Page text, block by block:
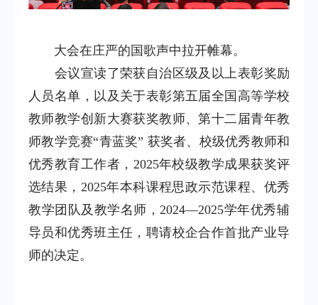
大会在庄严的国歌声中拉开帷幕。
会议宣读了荣获自治区级及以上表彰奖励
人员名单，以及关于表彰第五届全国高等学校
教师教学创新大赛获奖教师、第十二届青年教
师教学竞赛“青蓝奖” 获奖者、校级优秀教师和
优秀教育工作者，2025年校级教学成果获奖评
选结果，2025年本科课程思政示范课程、优秀
教学团队及教学名师，2024—2025学年优秀辅
导员和优秀班主任，聘请校企合作首批产业导
师的决定。